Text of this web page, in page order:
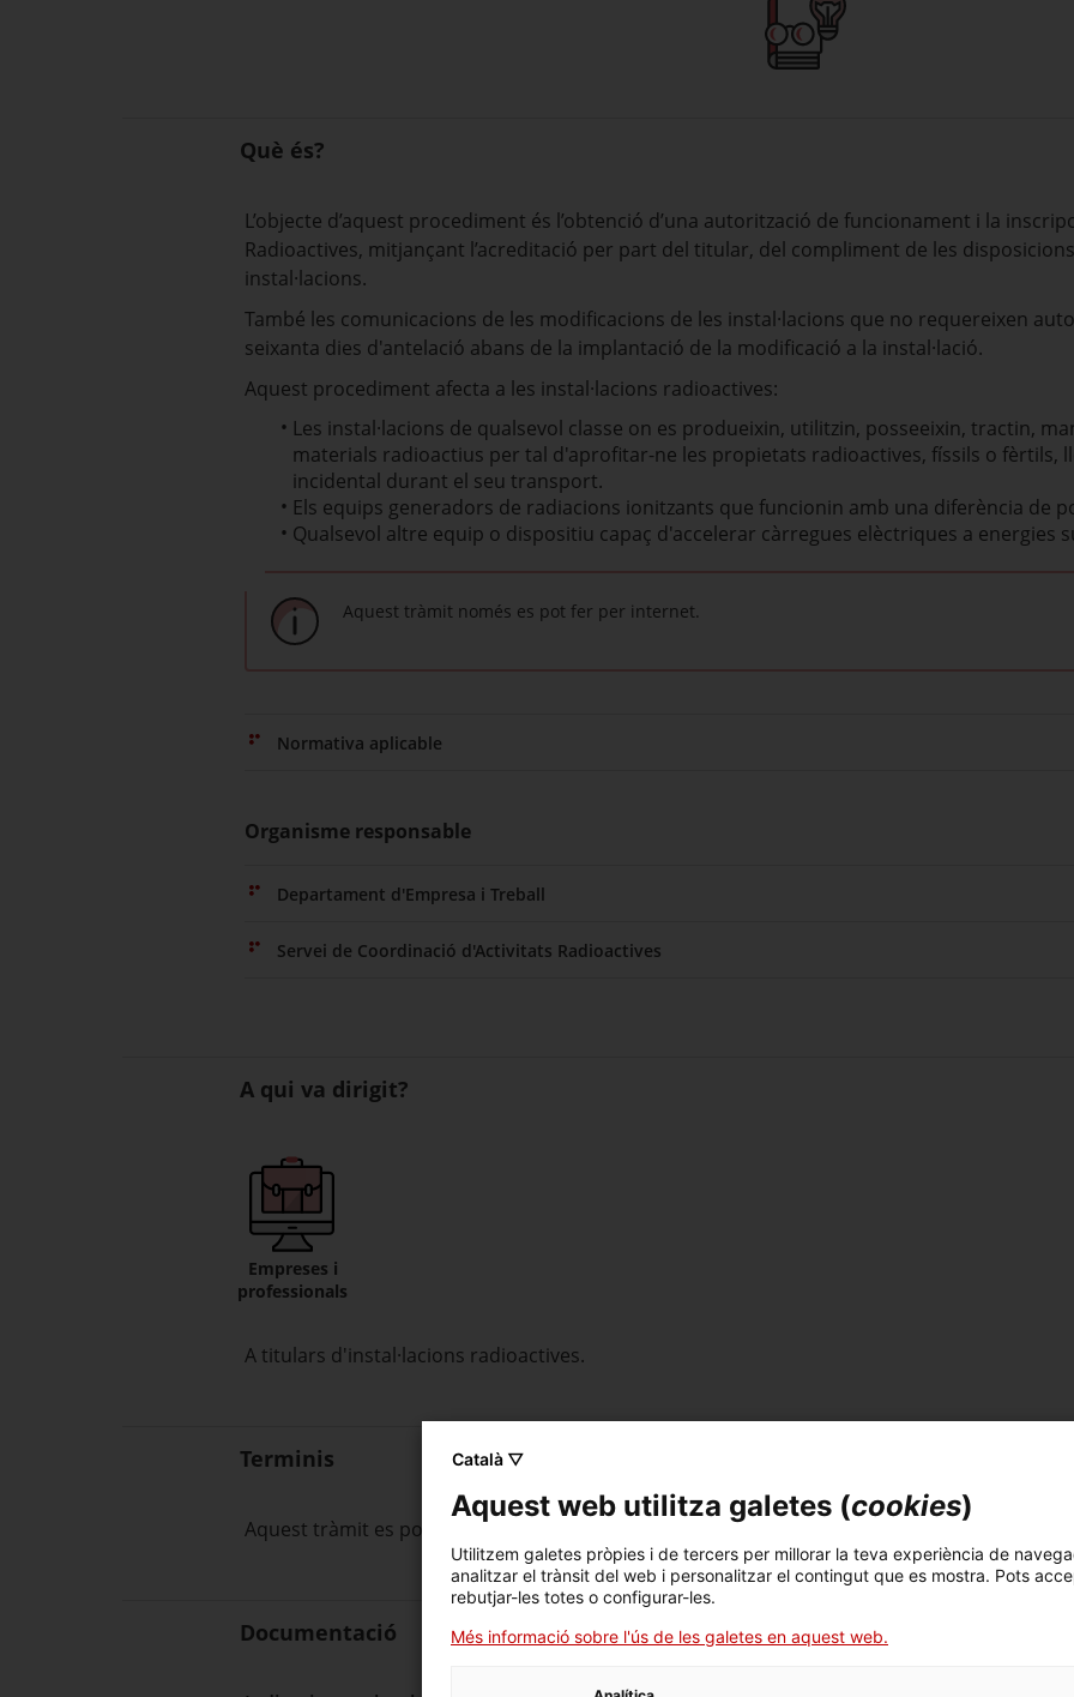
Què és?
L’objecte d’aquest procediment és l’obtenció d’una autorització de funcionament i la
Radioactives, mitjançant l’acreditació per part del titular, del compliment de les
instal·lacions.
També les comunicacions de les modificacions de les instal·lacions que no requereixen
seixanta dies d'antelació abans de la implantació de la modificació a la instal·lació.
Aquest procediment afecta a les instal·lacions radioactives:
Les instal·lacions de qualsevol classe on es produeixin, utilitzin, posseeixin, tractin,
materials radioactius per tal d'aprofitar-ne les propietats radioactives, físsils o fèrtils,
incidental durant el seu transport.
Els equips generadors de radiacions ionitzants que funcionin amb una diferència de
Qualsevol altre equip o dispositiu capaç d'accelerar càrregues elèctriques a energies
Aquest tràmit només es pot fer per internet.
Normativa aplicable
Organisme responsable
Departament d'Empresa i Treball
Servei de Coordinació d'Activitats Radioactives
A qui va dirigit?
Empreses i
professionals
A titulars d'instal·lacions radioactives.
Terminis
Aquest tràmit es pot sol·licitar en qualsevol moment.
Documentació
Català ▽
Aquest web utilitza galetes (cookies)
Utilitzem galetes pròpies i de tercers per millorar la teva experiència de
analitzar el trànsit del web i personalitzar el contingut que es mostra. Pots
rebutjar-les totes o configurar-les.
Més informació sobre l'ús de les galetes en aquest web.